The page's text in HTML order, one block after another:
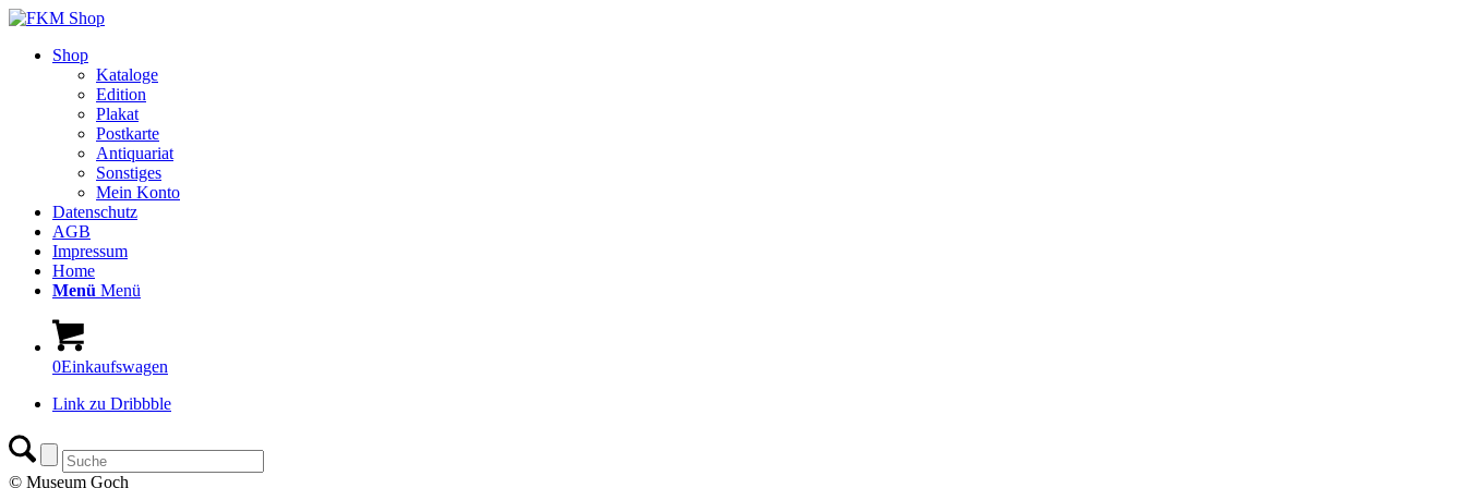
Shop
Kataloge
Edition
Plakat
Postkarte
Antiquariat
Sonstiges
Mein Konto
Datenschutz
AGB
Impressum
Home
Menü Menü
0Einkaufswagen
Link zu Dribbble
© Museum Goch